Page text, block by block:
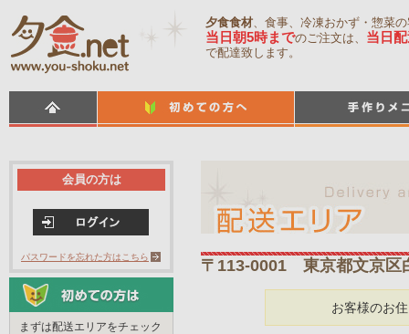
夕食食材、食事、冷凍おかず・惣菜
当日朝5時までのご注文は、 当日
で配達致します。
〒113-0001 東京都文京区
お客様のお
会員の方は
パスワードを忘れた方はこちら
まずは配送エリアをチェック